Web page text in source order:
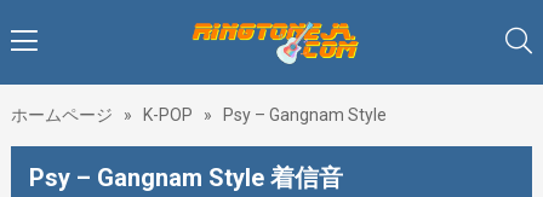
ホームページ » K-POP » Psy – Gangnam Style
Psy – Gangnam Style 着信音